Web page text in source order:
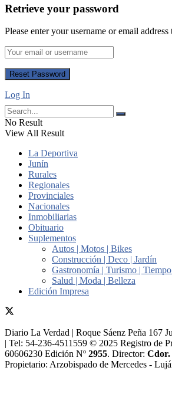
Retrieve your password
Please enter your username or email
Log In
No Result
View All Result
La Deportiva
Junín
Rurales
Regionales
Provinciales
Nacionales
Inmobiliarias
Obituario
Suplementos
Autos | Motos | Bikes
Construcción | Deco | Jardín
Gastronomía | Turismo |
Salud | Moda | Belleza
Edición Impresa
Diario La Verdad | Roque Sáenz Peña 167
| Tel: 54-236-4511559 © 2025 Registro de
60606230 Edición Nº 2955. Director:​ Cdor.
Propietario:​ Arzobispado de Mercedes -